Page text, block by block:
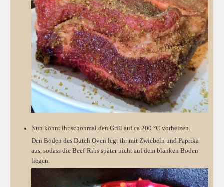
Nun könnt ihr schonmal den Grill auf ca 200 °C vorheizen.
Den Boden des Dutch Oven legt ihr mit Zwiebeln und Paprika
aus, sodass die Beef-Ribs später nicht auf dem blanken Boden
liegen.